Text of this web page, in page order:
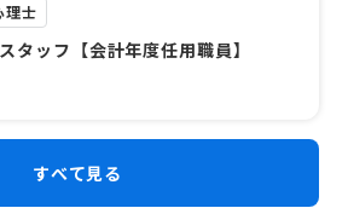
理士
ッフ【会計年度任用職員】
すべて見る